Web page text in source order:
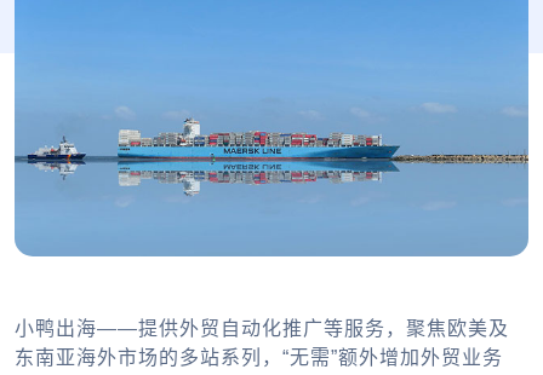
小鸭出海——提供外贸自动化推广等服务，聚焦欧美及
东南亚海外市场的多站系列，“无需”额外增加外贸业务